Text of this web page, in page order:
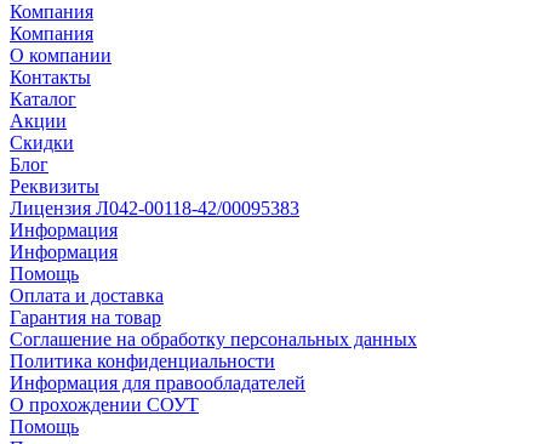
Компания
Компания
О компании
Контакты
Каталог
Акции
Скидки
Блог
Реквизиты
Лицензия Л042-00118-42/00095383
Информация
Информация
Помощь
Оплата и доставка
Гарантия на товар
Соглашение на обработку персональных данных
Политика конфиденциальности
Информация для правообладателей
О прохождении СОУТ
Помощь